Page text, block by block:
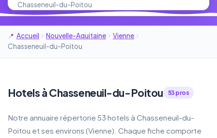
Chasseneuil-du-Poitou
Accueil Nouvelle-Aquitaine
Vienne
Chasseneuil-du-Poitou
Hotels à Chasseneuil-du-Poitou 53 pros
Notre annuaire répertorie 53 hotels à Chasseneuil-du-
Poitou et ses environs (Vienne). Chaque fiche comporte